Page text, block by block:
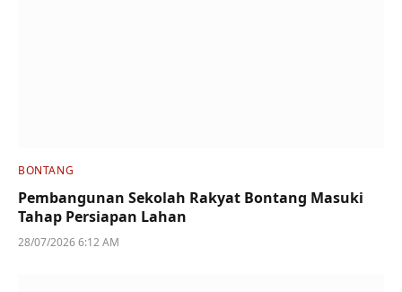
BONTANG
Pembangunan Sekolah Rakyat Bontang Masuki
Tahap Persiapan Lahan
28/07/2026 6:12 AM